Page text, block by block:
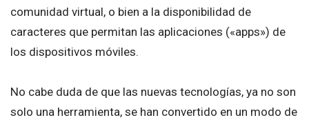
comunidad virtual, o bien a la disponibilidad de
caracteres que permitan las aplicaciones («apps») de
los dispositivos móviles.
No cabe duda de que las nuevas tecnologías, ya no son
solo una herramienta, se han convertido en un modo de